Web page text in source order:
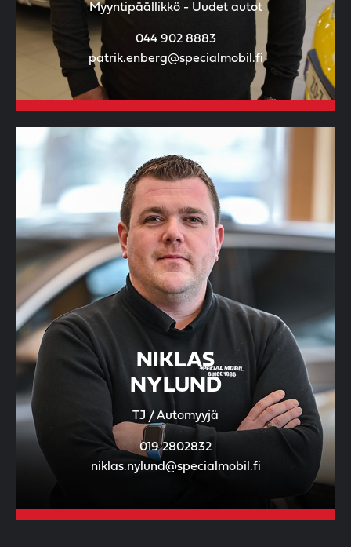
Myyntipäällikkö - Uudet autot
044 902 8883
patrik.enberg@specialmobil.fi
NIKLAS
NYLUND
TJ / Automyyjä
019 2802832
niklas.nylund@specialmobil.fi